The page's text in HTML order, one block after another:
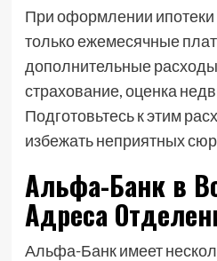
При оформлении ипотеки
только ежемесячные
дополнительные
страхование, оценка
Подготовьтесь к этим
избежать неприятных
Альфа-Банк в
Адреса
Альфа-Банк имеет